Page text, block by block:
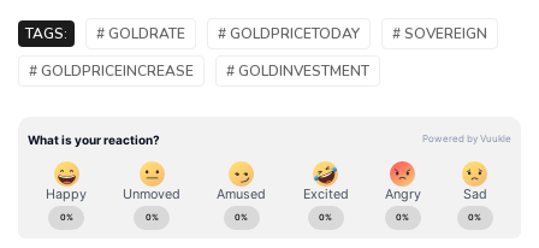
TAGS: # GOLDRATE # GOLDPRICETODAY
# SOVEREIGN
# GOLDPRICEINCREASE
# GOLDINVESTMENT